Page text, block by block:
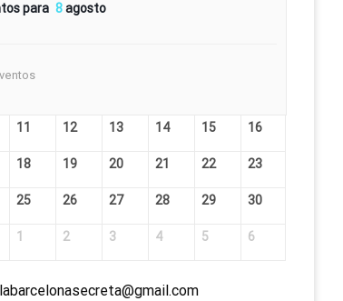
para 8agosto
11 12 13 14 15 16
18 19 20 21 22 23
25 26 27 28 29 30
1 2 3 4 5 6